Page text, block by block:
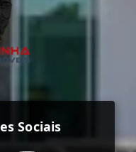
Sociais